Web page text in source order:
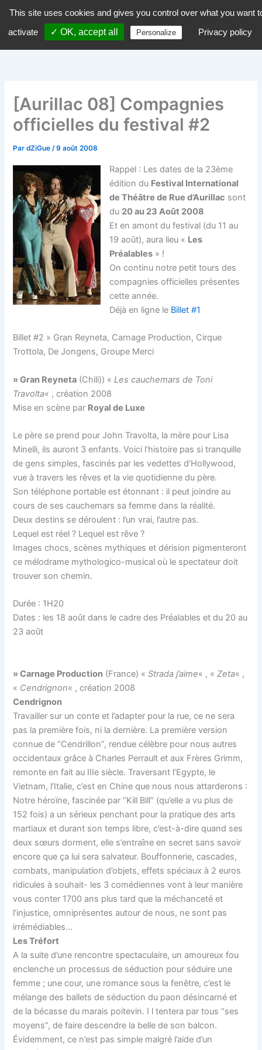
contenu
dZiGue
[Aurillac 08] Compagnies
officielles du festival #2
PardZiGue/9 août 2008
Rappel : Les dates de la 23ème
édition du Festival International
de Théâtre de Rue d’Aurillac sont
du 20 au 23 Août 2008
Et en amont du festival (du 11 au
19 août), aura lieu « Les
Préalables » !
On continu notre petit tours des
compagnies officielles présentes
cette année.
Déjà en ligne le Billet #1
Billet #2 » Gran Reyneta, Carnage Production, Cirque
Trottola, De Jongens, Groupe Merci
» Gran Reyneta (Chili)) « Les cauchemars de Toni
Travolta« , création 2008
Mise en scène par Royal de Luxe
Le père se prend pour John Travolta, la mère pour Lisa
Minelli, ils auront 3 enfants. Voici l’histoire pas si tranquille
de gens simples, fascinés par les vedettes d’Hollywood,
vue à travers les rêves et la vie quotidienne du père.
Son téléphone portable est étonnant : il peut joindre au
cours de ses cauchemars sa femme dans la réalité.
Deux destins se déroulent : l’un vrai, l’autre pas.
Lequel est réel ? Lequel est rêve ?
Images chocs, scènes mythiques et dérision pigmenteront
ce mélodrame mythologico-musical où le spectateur doit
trouver son chemin.
Durée : 1H20
Dates : les 18 août dans le cadre des Préalables et du 20 au
23 août
» Carnage Production (France) «Strada j’aime« , «Zeta« ,
« Cendrignon« , création 2008
Cendrignon
Travailler sur un conte et l’adapter pour la rue, ce ne sera
pas la première fois, ni la dernière. La première version
connue de “Cendrillon”, rendue célèbre pour nous autres
occidentaux grâce à Charles Perrault et aux Frères Grimm,
remonte en fait au IIIe siècle. Traversant l’Egypte, le
Vietnam, l’Italie, c’est en Chine que nous nous attarderons :
Notre héroïne, fascinée par “Kill Bill” (qu’elle a vu plus de
152 fois) a un sérieux penchant pour la pratique des arts
martiaux et durant son temps libre, c’est-à-dire quand ses
deux sœurs dorment, elle s’entraîne en secret sans savoir
encore que ça lui sera salvateur. Bouffonnerie, cascades,
combats, manipulation d’objets, effets spéciaux à 2 euros
ridicules à souhait- les 3 comédiennes vont à leur manière
vous conter 1700 ans plus tard que la méchanceté et
l’injustice, omniprésentes autour de nous, ne sont pas
irrémédiables…
Les Tréfort
A la suite d’une rencontre spectaculaire, un amoureux fou
enclenche un processus de séduction pour séduire une
femme ; une cour, une romance sous la fenêtre, c’est le
mélange des ballets de séduction du paon désincarné et
de la bécasse du marais poitevin. I l tentera par tous “ses
moyens”, de faire descendre la belle de son balcon.
Évidemment, ce n’est pas simple malgré l’aide d’un
This site uses cookies and gives you control over what you want
activate
✓ OK, accept all Personalize Privacy policy